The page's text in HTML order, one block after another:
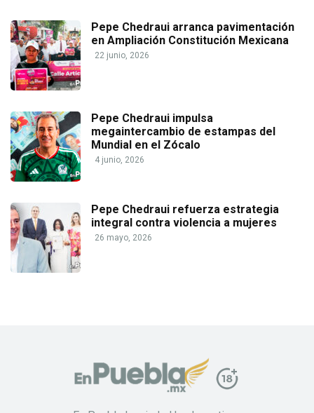
Pepe Chedraui arranca pavimentación
en Ampliación Constitución Mexicana
22 junio, 2026
Pepe Chedraui impulsa
megaintercambio de estampas del
Mundial en el Zócalo
4 junio, 2026
Pepe Chedraui refuerza estrategia
integral contra violencia a mujeres
26 mayo, 2026